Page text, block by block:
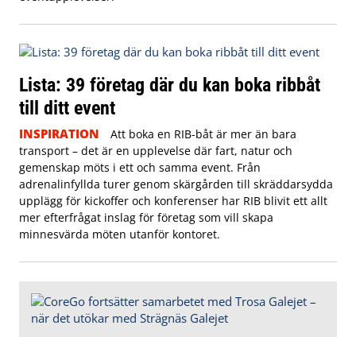
Lista: 39 företag där du kan boka ribbåt
till ditt event
INSPIRATION
Att boka en RIB-båt är mer än bara
transport – det är en upplevelse där fart, natur och
gemenskap möts i ett och samma event. Från
adrenalinfyllda turer genom skärgården till skräddarsydda
upplägg för kickoffer och konferenser har RIB blivit ett allt
mer efterfrågat inslag för företag som vill skapa
minnesvärda möten utanför kontoret.